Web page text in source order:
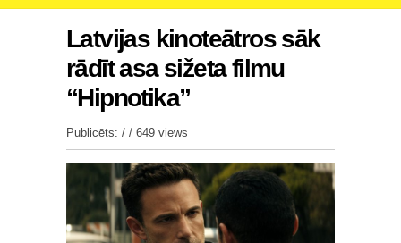
Latvijas kinoteātros sāk
rādīt asa sižeta filmu
“Hipnotika”
Publicēts: / / 649 views